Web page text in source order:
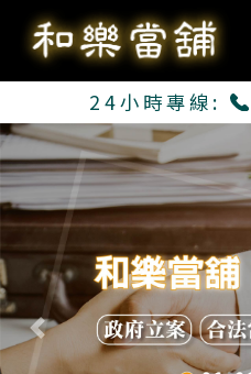
24小時專線:
Previous